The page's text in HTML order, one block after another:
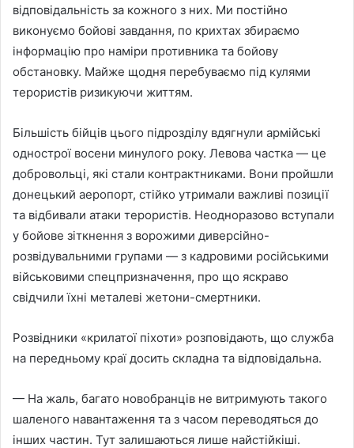
відповідальність за кожного з них. Ми постійно
виконуємо бойові завдання, по крихтах збираємо
інформацію про наміри противника та бойову
обстановку. Майже щодня перебуваємо під кулями
терористів ризикуючи життям.
Більшість бійців цього підрозділу вдягнули армійські
однострої восени минулого року. Левова частка — це
добровольці, які стали контрактниками. Вони пройшли
донецький аеропорт, стійко утримали важливі позиції
та відбивали атаки терористів. Неодноразово вступали
у бойове зіткнення з ворожими диверсійно-
розвідувальними групами — з кадровими російськими
військовими спецпризначення, про що яскраво
свідчили їхні металеві жетони-смертники.
Розвідники «крилатої піхоти» розповідають, що служба
на передньому краї досить складна та відповідальна.
— На жаль, багато новобранців не витримують такого
шаленого навантаження та з часом переводяться до
інших частин. Тут залишаються лише найстійкіші.